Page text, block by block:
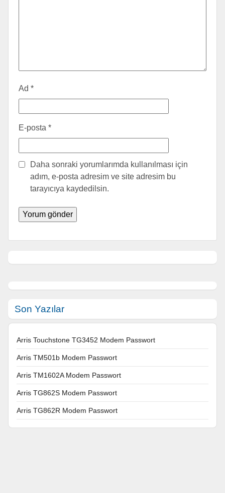
Ad *
E-posta *
Daha sonraki yorumlarımda kullanılması için
adım, e-posta adresim ve site adresim bu
tarayıcıya kaydedilsin.
Son Yazılar
Arris Touchstone TG3452 Modem Passwort
Arris TM501b Modem Passwort
Arris TM1602A Modem Passwort
Arris TG862S Modem Passwort
Arris TG862R Modem Passwort